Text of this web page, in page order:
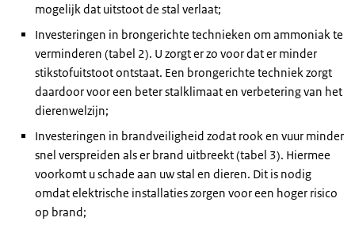
mogelijk dat uitstoot de stal verlaat;
Investeringen in brongerichte technieken om ammoniak te
verminderen (tabel 2). U zorgt er zo voor dat er minder
stikstofuitstoot ontstaat. Een brongerichte techniek zorgt
daardoor voor een beter stalklimaat en verbetering van het
dierenwelzijn;
Investeringen in brandveiligheid zodat rook en vuur minder
snel verspreiden als er brand uitbreekt (tabel 3). Hiermee
voorkomt u schade aan uw stal en dieren. Dit is nodig
omdat elektrische installaties zorgen voor een hoger risico
op brand;